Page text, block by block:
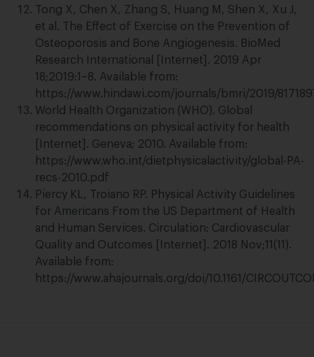
Tong X, Chen X, Zhang S, Huang M, Shen X, Xu J,
et al. The Effect of Exercise on the Prevention of
Osteoporosis and Bone Angiogenesis. BioMed
Research International [Internet]. 2019 Apr
18;2019:1–8. Available from:
https://www.hindawi.com/journals/bmri/2019/
World Health Organization (WHO). Global
recommendations on physical activity for health
[Internet]. Geneva; 2010. Available from:
https://www.who.int/dietphysicalactivity/global-PA-
recs-2010.pdf
Piercy KL, Troiano RP. Physical Activity Guidelines
for Americans From the US Department of Health
and Human Services. Circulation: Cardiovascular
Quality and Outcomes [Internet]. 2018 Nov;11(11).
Available from:
https://www.ahajournals.org/doi/10.1161/